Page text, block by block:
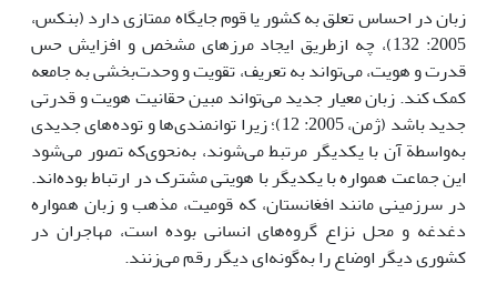
زبان در احساس تعلق به کشور یا قوم جایگاه ممتازی دارد (بنکس،
2005: 132)، چه ازطریق ایجاد مرزهای مشخص و افزایش حس
قدرت و هویت، می‌تواند به تعریف، تقویت و وحدت‌بخشی به جامعه
کمک کند. زبان معیار جدید می‌تواند مبین حقانیت هویت و قدرتی
جدید باشد (ژمن، 2005: 12)؛ زیرا توانمندی‌ها و توده‌های جدیدی
به‌واسطة آن با یکدیگر مرتبط می‌شوند، به‌نحوی‌که تصور می‌شود
این جماعت همواره با یکدیگر با هویتی مشترک در ارتباط بوده‌اند.
در سرزمینی مانند افغانستان، که قومیت، مذهب و زبان همواره
دغدغه و محل نزاع گروه‌های انسانی بوده است، مهاجران در
کشوری دیگر اوضاع را به‌گونه‌ای دیگر رقم می‌زنند.